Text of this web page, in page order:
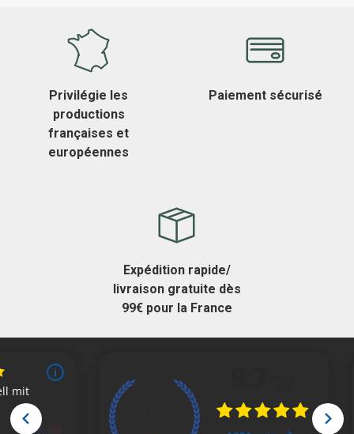
Privilégie les
productions
françaises et
européennes
Paiement sécurisé
Expédition rapide/
livraison gratuite dès
99€ pour la France